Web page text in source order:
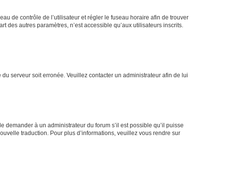
de contrôle de l’utilisateur et régler le fuseau horaire afin de trouver
autres paramètres, n’est accessible qu’aux utilisateurs inscrits.
serveur soit erronée. Veuillez contacter un administrateur afin de lui
à un administrateur du forum s’il est possible qu’il puisse
traduction. Pour plus d’informations, veuillez vous rendre sur